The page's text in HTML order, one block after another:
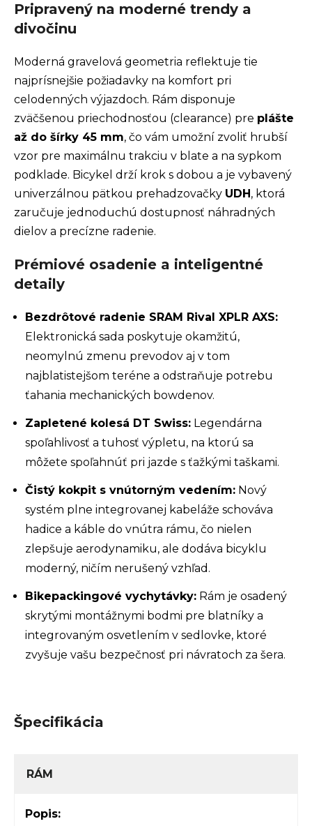
Pripravený na moderné trendy a
divočinu
Moderná gravelová geometria reflektuje tie
najprísnejšie požiadavky na komfort pri
celodenných výjazdoch. Rám disponuje
zväčšenou priechodnosťou (clearance) pre plášte
až do šírky 45 mm, čo vám umožní zvoliť hrubší
vzor pre maximálnu trakciu v blate a na sypkom
podklade. Bicykel drží krok s dobou a je vybavený
univerzálnou pätkou prehadzovačky UDH , ktorá
zaručuje jednoduchú dostupnosť náhradných
dielov a precízne radenie.
Prémiové osadenie a inteligentné
detaily
Bezdrôtové radenie SRAM Rival XPLR AXS:
Elektronická sada poskytuje okamžitú,
neomylnú zmenu prevodov aj v tom
najblatistejšom teréne a odstraňuje potrebu
ťahania mechanických bowdenov.
Zapletené kolesá DT Swiss: Legendárna
spoľahlivosť a tuhosť výpletu, na ktorú sa
môžete spoľahnúť pri jazde s ťažkými taškami.
Čistý kokpit s vnútorným vedením: Nový
systém plne integrovanej kabeláže schováva
hadice a káble do vnútra rámu, čo nielen
zlepšuje aerodynamiku, ale dodáva bicyklu
moderný, ničím nerušený vzhľad.
Bikepackingové vychytávky: Rám je osadený
skrytými montážnymi bodmi pre blatníky a
integrovaným osvetlením v sedlovke, ktoré
zvyšuje vašu bezpečnosť pri návratoch za šera.
Špecifikácia
RÁM
Popis: